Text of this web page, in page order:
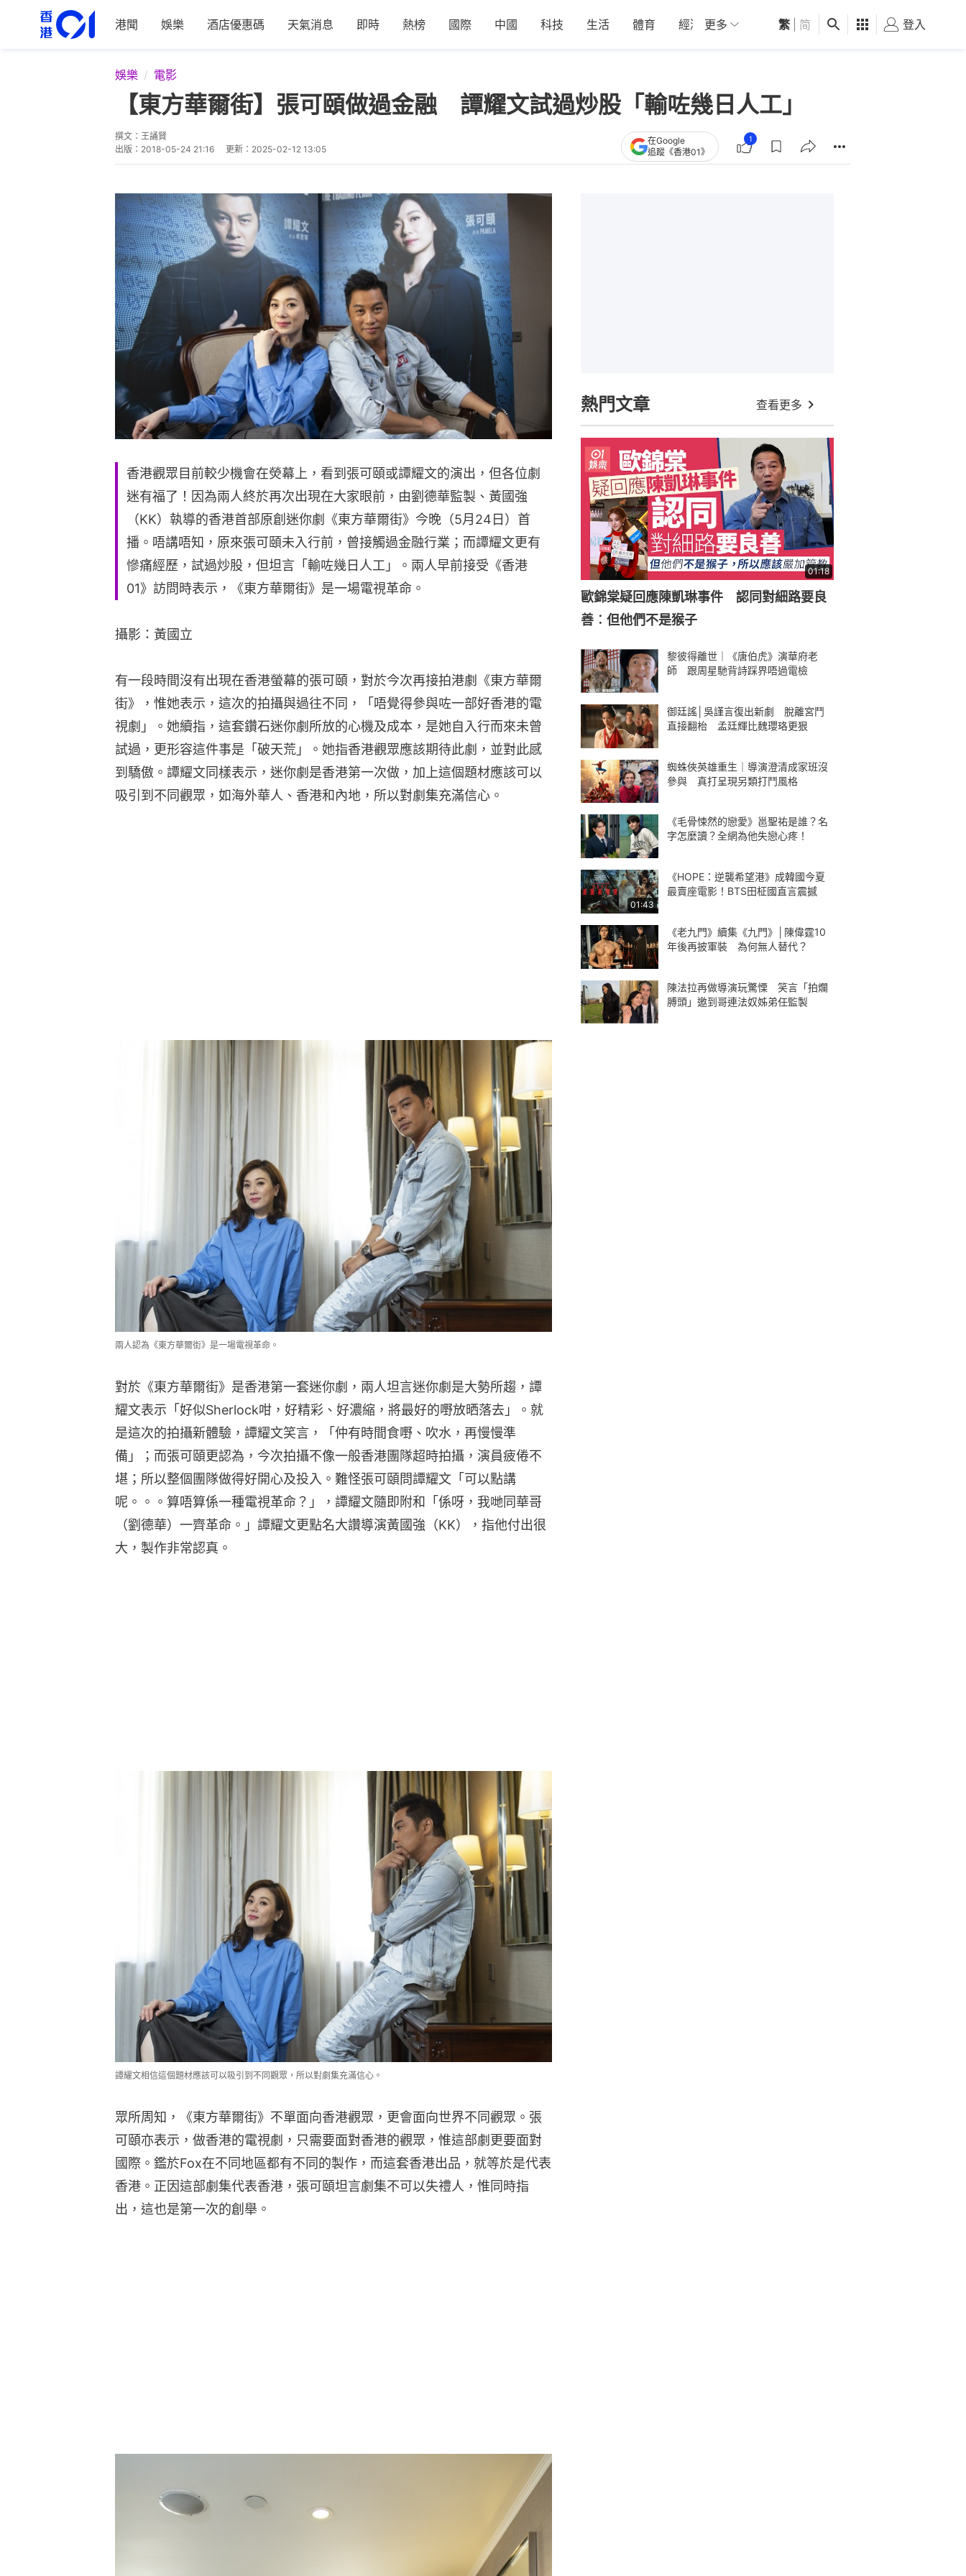
港聞 娛樂 酒店優惠碼 天氣消息 即時 熱榜 國際 中國 科技 生活 體育 經濟 01深圳 觀點 健康 好食玩飛
更多 繁 简 登入
娛樂 電影
【東方華爾街】張可頤做過金融 譚耀文試過炒股「輸咗幾日人工」
撰文： 王誦賢
出版： 2018-05-24 21:16 更新： 2025-02-12 13:05
在Google
追蹤《香港01》
1
香港觀眾目前較少機會在熒幕上，看到張可頤或譚耀文的演出，但各位劇
迷有福了！因為兩人終於再次出現在大家眼前，由劉德華監製、黃國強
（KK）執導的香港首部原創迷你劇《東方華爾街》今晚（5月24日）首
播。唔講唔知，原來張可頤未入行前，曾接觸過金融行業；而譚耀文更有
慘痛經歷，試過炒股，但坦言「輸咗幾日人工」。兩人早前接受《香港
01》訪問時表示，《東方華爾街》是一場電視革命。
攝影：黃國立
有一段時間沒有出現在香港螢幕的張可頤，對於今次再接拍港劇《東方華爾
街》，惟她表示，這次的拍攝與過往不同，「唔覺得參與咗一部好香港的電
視劇」。她續指，這套鑽石迷你劇所放的心機及成本，是她自入行而來未曾
試過，更形容這件事是「破天荒」。她指香港觀眾應該期待此劇，並對此感
到驕傲。譚耀文同樣表示，迷你劇是香港第一次做，加上這個題材應該可以
吸引到不同觀眾，如海外華人、香港和內地，所以對劇集充滿信心。
兩人認為《東方華爾街》是一場電視革命。
對於《東方華爾街》是香港第一套迷你劇，兩人坦言迷你劇是大勢所趨，譚
耀文表示「好似Sherlock咁，好精彩、好濃縮，將最好的嘢放晒落去」。就
是這次的拍攝新體驗，譚耀文笑言，「仲有時間食嘢、吹水，再慢慢準
備」；而張可頤更認為，今次拍攝不像一般香港團隊超時拍攝，演員疲倦不
堪；所以整個團隊做得好開心及投入。難怪張可頤問譚耀文「可以點講
呢。。。算唔算係一種電視革命？」，譚耀文隨即附和「係呀，我哋同華哥
（劉德華）一齊革命。」譚耀文更點名大讚導演黃國強（KK），指他付出很
大，製作非常認真。
譚耀文相信這個題材應該可以吸引到不同觀眾，所以對劇集充滿信心。
眾所周知，《東方華爾街》不單面向香港觀眾，更會面向世界不同觀眾。張
可頤亦表示，做香港的電視劇，只需要面對香港的觀眾，惟這部劇更要面對
國際。鑑於Fox在不同地區都有不同的製作，而這套香港出品，就等於是代表
香港。正因這部劇集代表香港，張可頤坦言劇集不可以失禮人，惟同時指
出，這也是第一次的創舉。
熱門文章 查看更多
01:18
歐錦棠疑回應陳凱琳事件 認同對細路要良
善︰但他們不是猴子
黎彼得離世｜《唐伯虎》演華府老
師 跟周星馳背詩踩界唔過電檢
御廷謠│吳謹言復出新劇 脫離宮鬥
直接翻枱 孟廷輝比魏瓔珞更狠
蜘蛛俠英雄重生｜導演澄清成家班沒
參與 真打呈現另類打鬥風格
《毛骨悚然的戀愛》邕聖祐是誰？名
字怎麼讀？全網為他失戀心疼！
01:43
《HOPE：逆襲希望港》成韓國今夏
最賣座電影！BTS田柾國直言震撼
《老九門》續集《九門》│陳偉霆10
年後再披軍裝 為何無人替代？
陳法拉再做導演玩驚慄 笑言「拍爛
膊頭」邀到哥連法奴姊弟任監製